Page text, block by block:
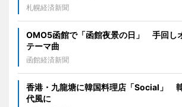
札幌経済新聞
OMO5函館で「函館夜景の日」 手回し
テーマ曲
函館経済新聞
香港・九龍塘に韓国料理店「Social」
代風に